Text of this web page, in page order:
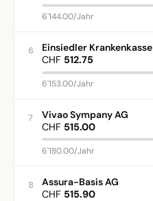
6'144.00/Jahr
6
Einsiedler Krankenkasse
CHF 512.75
6'153.00/Jahr
7
Vivao Sympany AG
CHF 515.00
6'180.00/Jahr
8
Assura-Basis AG
CHF 515.90